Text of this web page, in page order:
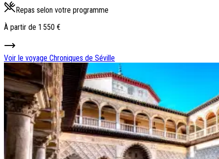
Repas selon votre programme
À partir de 1 550 €
Voir le voyage Chroniques de Séville